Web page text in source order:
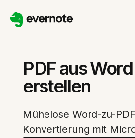
PDF aus Word
erstellen
Mühelose Word-zu-
Konvertierung mit